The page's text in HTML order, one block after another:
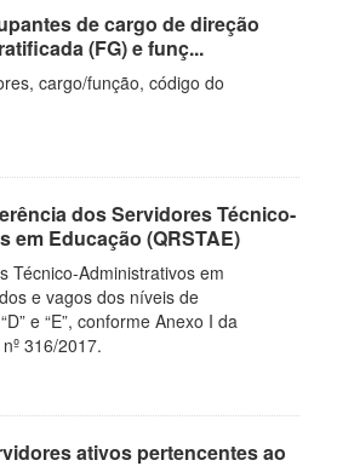
de cargo de direção
(FG) e funç...
cargo/função, código do
dos Servidores Técnico-
em Educação (QRSTAE)
Técnico-Administrativos em
e vagos dos níveis de
e “E”, conforme Anexo I da
316/2017.
ativos pertencentes ao